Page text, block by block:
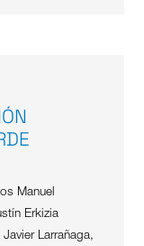
Manuel
Erkizia
Larrañaga,